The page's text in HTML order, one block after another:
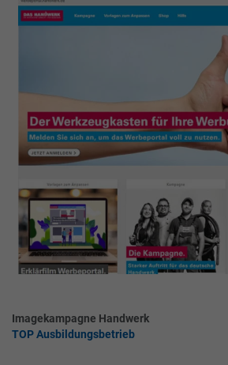
Imagekampagne Handwerk
TOP Ausbildungsbetrieb